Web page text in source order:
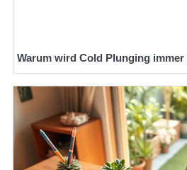
Warum wird Cold Plunging